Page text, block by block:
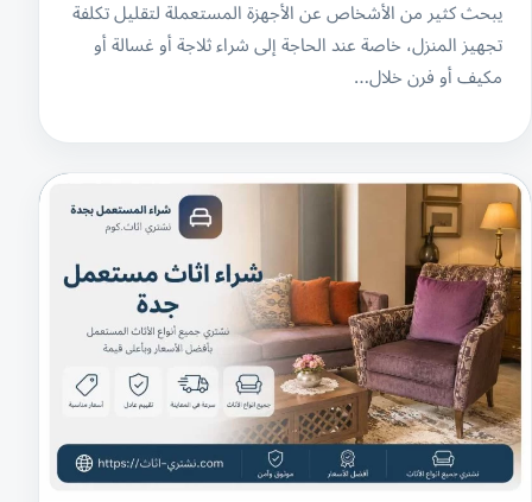
يبحث كثير من الأشخاص عن الأجهزة المستعملة لتقليل تكلفة
تجهيز المنزل، خاصة عند الحاجة إلى شراء ثلاجة أو غسالة أو
مكيف أو فرن خلال…